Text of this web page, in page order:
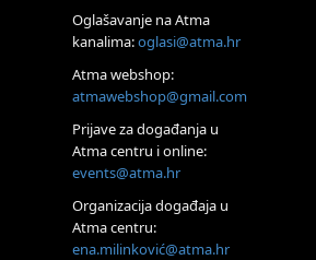
Online
Postanite Nositelj Vibracije Nove Zemlje
Visoko
Alemka Dauskardt – Jednodnevna
konstelacija
Zagreb
HOD PO ŽERAVICI – Seminar koji
SoulFest – Festival glazbe, mudrosti i
Oglašavanje na Atma
kanalima:oglasi@atma.hr
Atma webshop:
atmawebshop@gmail.com
Prijave za događanja u
Atma centru i online:
events@atma.hr
Organizacija događaja u
Atma centru:
ena.milinković@atma.hr